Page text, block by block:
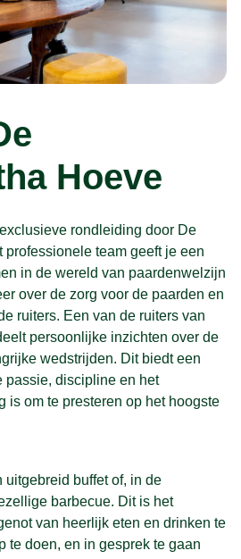
Hoeve
rondleiding door De
professionele team geeft je een
in de wereld van paardenwelzijn
over de zorg voor de paarden en
ruiters. Een van de ruiters van
persoonlijke inzichten over de
wedstrijden. Dit biedt een
passie, discipline en het
is om te presteren op het hoogste
uitgebreid buffet of, in de
barbecue. Dit is het
van heerlijk eten en drinken te
te doen, en in gesprek te gaan